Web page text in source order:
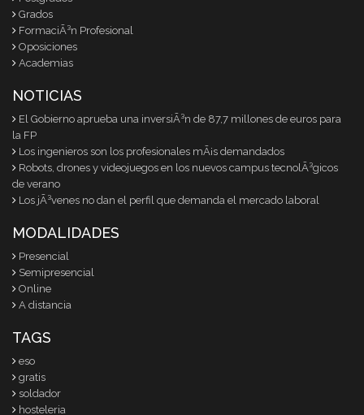
Grados
FormaciÃ³n Profesional
Oposiciones
Academias
NOTICIAS
El Gobierno aprueba una inversiÃ³n de 87,7 millones de euros para
la FP
Los ingenieros son los profesionales mÃ¡s demandados
Robots, drones y videojuegos en los nuevos campus tecnolÃ³gicos
de verano
Los jÃ³venes no dan el perfil que demanda el mercado laboral
MODALIDADES
Presencial
Semipresencial
Online
A distancia
TAGS
eso
gratis
soldador
hosteleria